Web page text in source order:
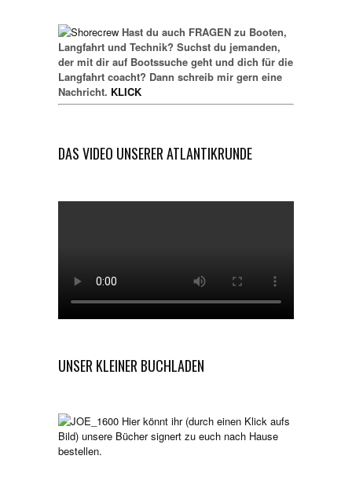
Hast du auch FRAGEN zu Booten,
Langfahrt und Technik? Suchst du jemanden,
der mit dir auf Bootssuche geht und dich für die
Langfahrt coacht? Dann schreib mir gern eine
Nachricht. KLICK
DAS VIDEO UNSERER ATLANTIKRUNDE
UNSER KLEINER BUCHLADEN
Hier könnt ihr (durch einen Klick aufs
Bild) unsere Bücher signert zu euch nach Hause
bestellen.